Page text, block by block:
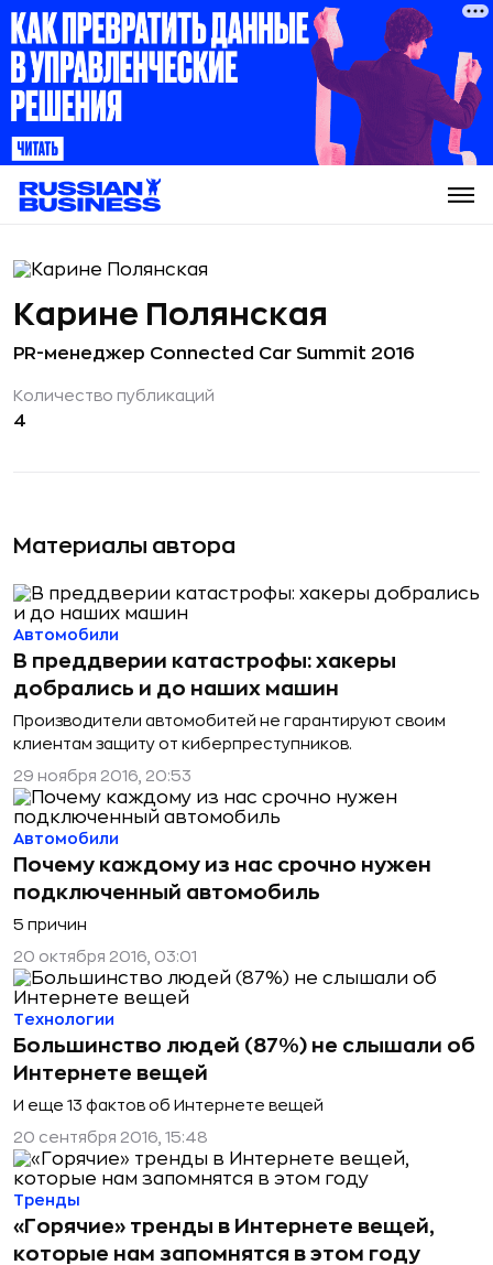
Материалы автора
В преддверии катастрофы: хакеры
добрались и до наших машин
Производители автомобитей не гарантируют своим
клиентам защиту от киберпреступников.
Автомобили
29 ноября 2016, 20:53
Почему каждому из нас срочно нужен
подключенный автомобиль
5 причин
Автомобили
20 октября 2016, 03:01
Большинство людей (87%) не слышали об
Интернете вещей
И еще 13 фактов об Интернете вещей
Технологии
20 сентября 2016, 15:48
«Горячие» тренды в Интернете вещей,
которые нам запомнятся в этом году
Тренды
Карине Полянская
PR-менеджер Connected Car Summit 2016
Количество публикаций
4